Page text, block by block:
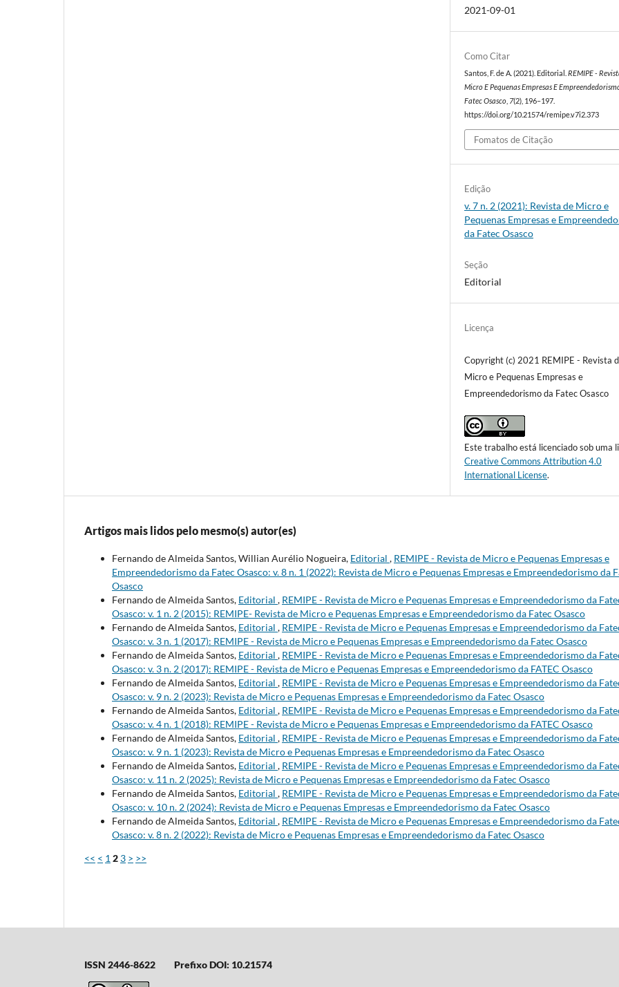
2021-09-01
Como Citar
Santos, F. de A. (2021). Editorial.REMIPE -
Micro E Pequenas Empresas E
Fatec Osasco 7(2), 196–197.
https://doi.org/10.21574/remipe.v7i2.373
Fomatos de Citação
Edição
v. 7 n. 2 (2021): Revista de Micro e
Pequenas Empresas e
da Fatec Osasco
Seção
Editorial
Licença
Copyright (c) 2021 REMIPE - Revista
Micro e Pequenas Empresas e
Empreendedorismo da Fatec Osasco
Este trabalho está licenciado sob uma
Creative Commons Attribution 4.0
International License.
Artigos mais lidos pelo mesmo(s) autor(es)
Fernando de Almeida Santos, Willian Aurélio Nogueira, Editorial , REMIPE - Revista de Micro e Pequenas Empresas e
Empreendedorismo da Fatec Osasco: v. 8 n. 1 (2022): Revista de Micro e Pequenas Empresas e Empreendedorismo da
Osasco
Fernando de Almeida Santos, Editorial , REMIPE - Revista de Micro e Pequenas Empresas e Empreendedorismo da
Osasco: v. 1 n. 2 (2015): REMIPE- Revista de Micro e Pequenas Empresas e Empreendedorismo da Fatec Osasco
Fernando de Almeida Santos, Editorial , REMIPE - Revista de Micro e Pequenas Empresas e Empreendedorismo da
Osasco: v. 3 n. 1 (2017): REMIPE - Revista de Micro e Pequenas Empresas e Empreendedorismo da Fatec Osasco
Fernando de Almeida Santos, Editorial , REMIPE - Revista de Micro e Pequenas Empresas e Empreendedorismo da
Osasco: v. 3 n. 2 (2017): REMIPE - Revista de Micro e Pequenas Empresas e Empreendedorismo da FATEC Osasco
Fernando de Almeida Santos, Editorial , REMIPE - Revista de Micro e Pequenas Empresas e Empreendedorismo da
Osasco: v. 9 n. 2 (2023): Revista de Micro e Pequenas Empresas e Empreendedorismo da Fatec Osasco
Fernando de Almeida Santos, Editorial , REMIPE - Revista de Micro e Pequenas Empresas e Empreendedorismo da
Osasco: v. 4 n. 1 (2018): REMIPE - Revista de Micro e Pequenas Empresas e Empreendedorismo da FATEC Osasco
Fernando de Almeida Santos, Editorial , REMIPE - Revista de Micro e Pequenas Empresas e Empreendedorismo da
Osasco: v. 9 n. 1 (2023): Revista de Micro e Pequenas Empresas e Empreendedorismo da Fatec Osasco
Fernando de Almeida Santos, Editorial , REMIPE - Revista de Micro e Pequenas Empresas e Empreendedorismo da
Osasco: v. 11 n. 2 (2025): Revista de Micro e Pequenas Empresas e Empreendedorismo da Fatec Osasco
Fernando de Almeida Santos, Editorial , REMIPE - Revista de Micro e Pequenas Empresas e Empreendedorismo da
Osasco: v. 10 n. 2 (2024): Revista de Micro e Pequenas Empresas e Empreendedorismo da Fatec Osasco
Fernando de Almeida Santos, Editorial , REMIPE - Revista de Micro e Pequenas Empresas e Empreendedorismo da
Osasco: v. 8 n. 2 (2022): Revista de Micro e Pequenas Empresas e Empreendedorismo da Fatec Osasco
<< < 1 2 3 > >>
ISSN 2446-8622 Prefixo DOI: 10.21574